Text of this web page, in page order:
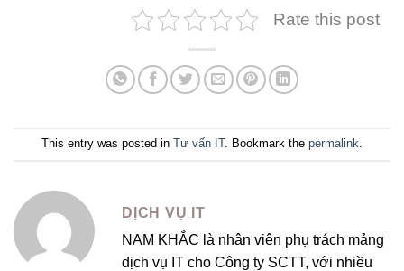
Rate this post
This entry was posted in Tư vấn IT. Bookmark the permalink.
DỊCH VỤ IT
NAM KHẮC là nhân viên phụ trách mảng
dịch vụ IT cho Công ty SCTT, với nhiều